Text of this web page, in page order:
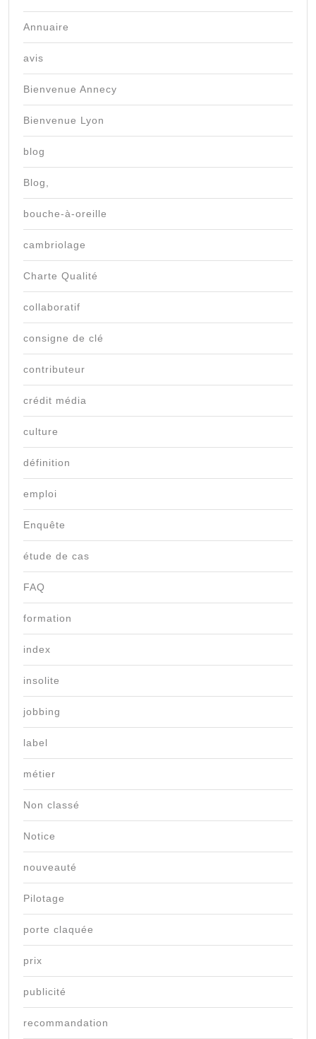
Annuaire
avis
Bienvenue Annecy
Bienvenue Lyon
blog
Blog,
bouche-à-oreille
cambriolage
Charte Qualité
collaboratif
consigne de clé
contributeur
crédit média
culture
définition
emploi
Enquête
étude de cas
FAQ
formation
index
insolite
jobbing
label
métier
Non classé
Notice
nouveauté
Pilotage
porte claquée
prix
publicité
recommandation